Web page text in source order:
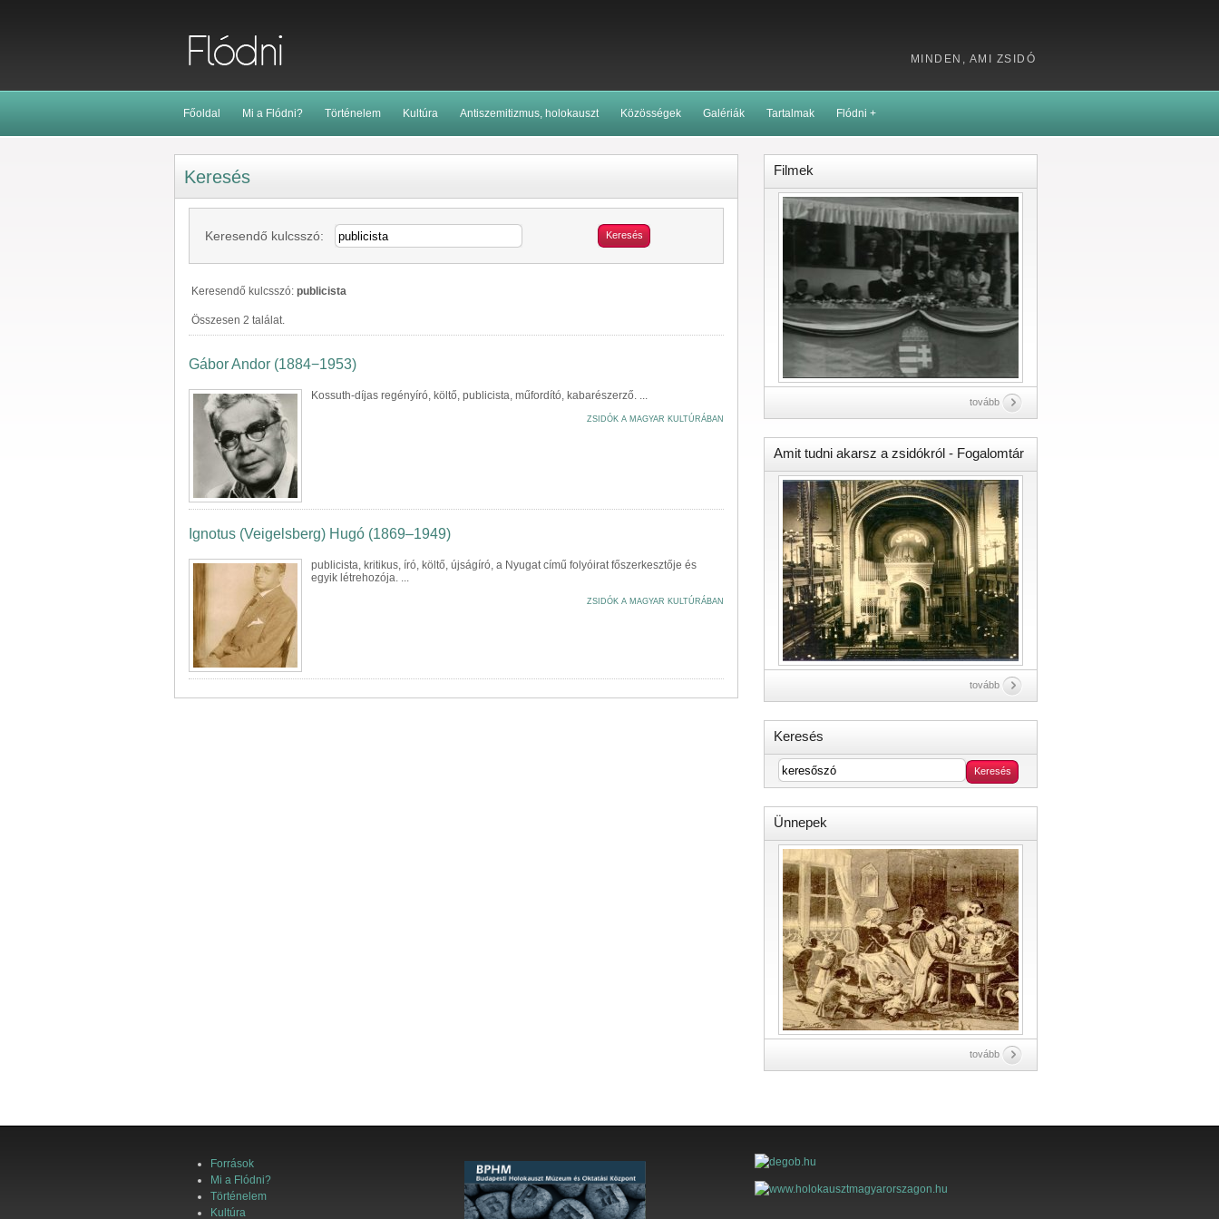
MINDEN, AMI ZSIDÓ
Főoldal Mi a Flódni? Történelem Kultúra Antiszemitizmus, holokauszt Közösségek Galériák Tartalmak Flódni +
Keresés
Keresendő kulcsszó: Keresés
Keresendő kulcsszó: publicista
Összesen 2 találat.
Gábor Andor (1884−1953)
Kossuth-díjas regényíró, költő, publicista, műfordító, kabarészerző. ...
ZSIDÓK A MAGYAR KULTÚRÁBAN
Ignotus (Veigelsberg) Hugó (1869–1949)
publicista, kritikus, író, költő, újságíró, a Nyugat című folyóirat főszerkesztője és
egyik létrehozója. ...
ZSIDÓK A MAGYAR KULTÚRÁBAN
Filmek
tovább
Amit tudni akarsz a zsidókról - Fogalomtár
tovább
Keresés
Ünnepek
tovább
Források
Mi a Flódni?
Történelem
Kultúra